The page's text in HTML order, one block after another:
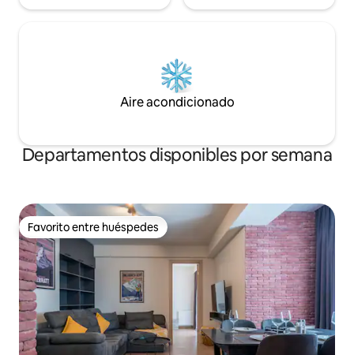
Aire acondicionado
Departamentos disponibles por semana
Favorito entre huéspedes
Favorito entre huéspedes